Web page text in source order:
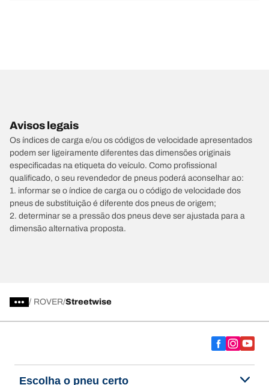
Avisos legais
Os índices de carga e/ou os códigos de velocidade apresentados
podem ser ligeiramente diferentes das dimensões originais
especificadas na etiqueta do veículo. Como profissional
qualificado, o seu revendedor de pneus poderá aconselhar ao:
1. informar se o índice de carga ou o código de velocidade dos
pneus de substituição é diferente dos pneus de origem;
2. determinar se a pressão dos pneus deve ser ajustada para a
dimensão alternativa proposta.
/ ROVER Streetwise
Escolha o pneu certo